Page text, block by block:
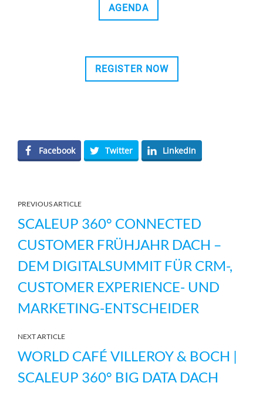
AGENDA
REGISTER NOW
Facebook Twitter LinkedIn
PREVIOUS ARTICLE
SCALEUP 360° CONNECTED
CUSTOMER FRÜHJAHR DACH –
DEM DIGITALSUMMIT FÜR CRM-,
CUSTOMER EXPERIENCE- UND
MARKETING-ENTSCHEIDER
NEXT ARTICLE
WORLD CAFÉ VILLEROY & BOCH |
SCALEUP 360° BIG DATA DACH